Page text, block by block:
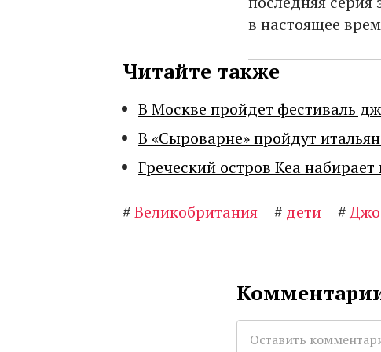
в настоящее
Читайте также
В Москве пройдет фестиваль
В «Сыроварне» пройдут
Греческий остров Кеа
#Великобритания # дети #